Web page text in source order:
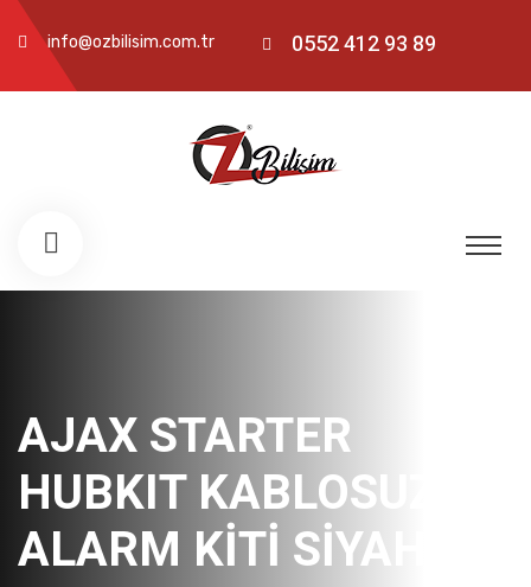
info@ozbilisim.com.tr 0552 412 93 89
AJAX STARTER
HUBKIT KABLOSUZ
ALARM KİTİ SİYAH